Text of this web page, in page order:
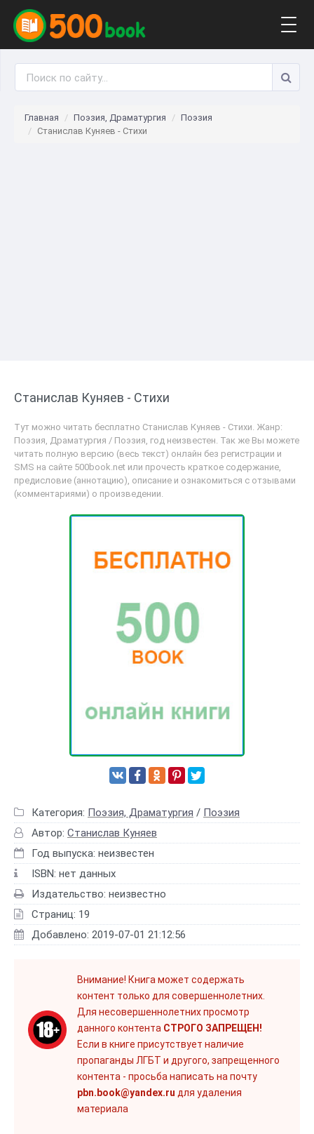
Главная Поэзия, Драматургия
Поэзия
Станислав Куняев - Стихи
Станислав Куняев - Стихи
Тут можно читать бесплатно Станислав Куняев - Стихи. Жанр:
Поэзия, Драматургия / Поэзия, год неизвестен. Так же Вы можете
читать полную версию (весь текст) онлайн без регистрации и
SMS на сайте 500book.net или прочесть краткое содержание,
предисловие (аннотацию), описание и ознакомиться с отзывами
(комментариями) о произведении.
Категория: Поэзия, Драматургия / Поэзия
Автор: Станислав Куняев
Год выпуска: неизвестен
ISBN: нет данных
Издательство: неизвестно
Страниц: 19
Добавлено: 2019-07-01 21:12:56
Внимание! Книга может содержать
контент только для совершеннолетних.
Для несовершеннолетних просмотр
данного контента СТРОГО ЗАПРЕЩЕН!
Если в книге присутствует наличие
пропаганды ЛГБТ и другого, запрещенного
контента - просьба написать на почту
pbn.book@yandex.ru для удаления
материала